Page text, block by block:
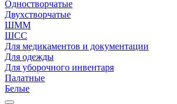
Одностворчатые
Двухстворчатые
ШММ
ШСС
Для медикаментов и документации
Для одежды
Для уборочного инвентаря
Палатные
Белые